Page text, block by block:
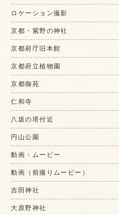
ロケーション撮影
京都・紫野の神社
京都府庁旧本館
京都府立植物園
京都御苑
仁和寺
八坂の塔付近
円山公園
動画・ムービー
動画（前撮りムービー）
吉田神社
大原野神社